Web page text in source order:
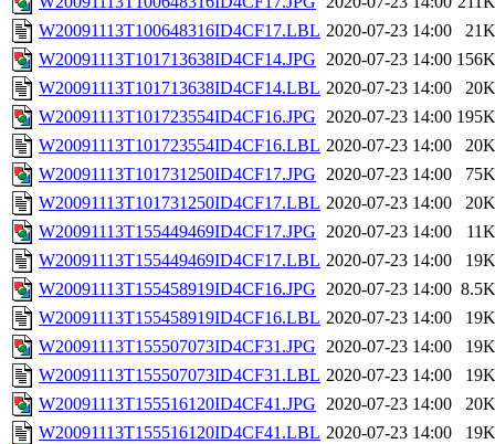
W20091113T100648316ID4CF17.LBL 2020-07-23 14:00
21K
W20091113T101713638ID4CF14.JPG 2020-07-23 14:00 156K
W20091113T101713638ID4CF14.LBL 2020-07-23 14:00
20K
W20091113T101723554ID4CF16.JPG 2020-07-23 14:00 195K
W20091113T101723554ID4CF16.LBL 2020-07-23 14:00
20K
W20091113T101731250ID4CF17.JPG 2020-07-23 14:00
75K
W20091113T101731250ID4CF17.LBL 2020-07-23 14:00
20K
W20091113T155449469ID4CF17.JPG 2020-07-23 14:00
11K
W20091113T155449469ID4CF17.LBL 2020-07-23 14:00
19K
W20091113T155458919ID4CF16.JPG 2020-07-23 14:00 8.5K
W20091113T155458919ID4CF16.LBL 2020-07-23 14:00
19K
W20091113T155507073ID4CF31.JPG 2020-07-23 14:00
19K
W20091113T155507073ID4CF31.LBL 2020-07-23 14:00
19K
W20091113T155516120ID4CF41.JPG 2020-07-23 14:00
20K
W20091113T155516120ID4CF41.LBL 2020-07-23 14:00
19K